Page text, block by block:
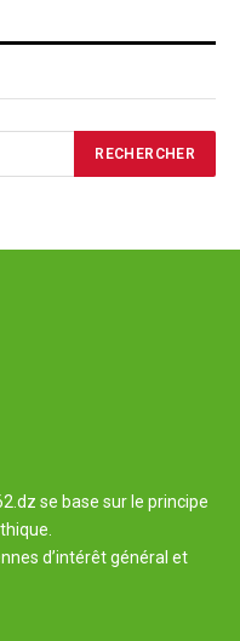
se base sur le principe
d’intérêt général et